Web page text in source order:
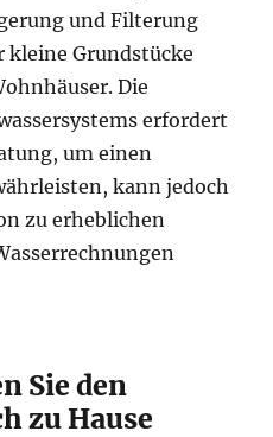
und Filterung
kleine Grundstücke
Die
erfordert
um einen
kann jedoch
zu erheblichen
Sie den
zu Hause